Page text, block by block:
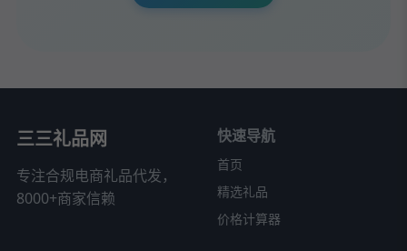
三三礼品网
专注合规电商礼品代发，
8000+商家信赖
快速导航
首页
精选礼品
价格计算器